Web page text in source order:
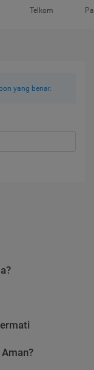
Telkom
yang benar.